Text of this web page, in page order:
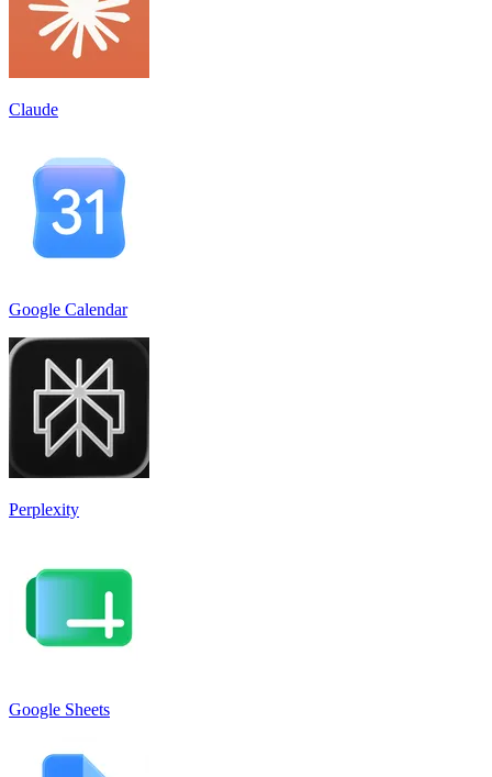
Claude
Google Calendar
Perplexity
Google Sheets